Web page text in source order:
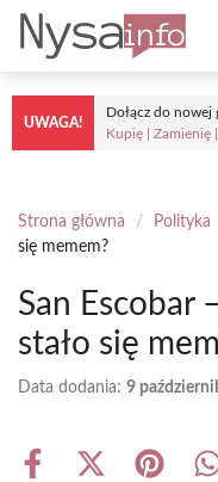
Przejdź
treści
UWAGA!
Dołącz do nowej
Kupię | Zamienię
Strona główna / Polityka
się memem?
San Escobar
stało się
Data dodania: 9
Share
Share Share